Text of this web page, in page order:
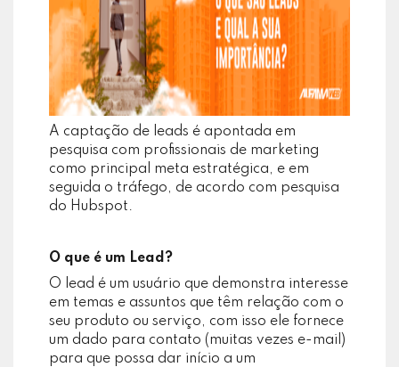
A captação de leads é apontada em
pesquisa com profissionais de marketing
como principal meta estratégica, e em
seguida o tráfego, de acordo com pesquisa
do Hubspot.
O que é um Lead?
O lead é um usuário que demonstra interesse
em temas e assuntos que têm relação com o
seu produto ou serviço, com isso ele fornece
um dado para contato (muitas vezes e-mail)
para que possa dar início a um